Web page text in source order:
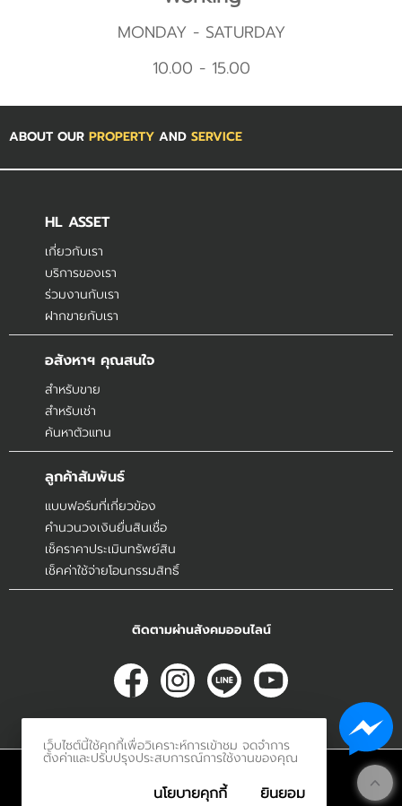
MONDAY - SATURDAY
10.00 - 15.00
ABOUT OUR PROPERTY AND SERVICE
HL ASSET
เกี่ยวกับเรา
บริการของเรา
ร่วมงานกับเรา
ฝากขายกับเรา
อสังหาฯ คุณสนใจ
สำหรับขาย
สำหรับเช่า
ค้นหาตัวแทน
ลูกค้าสัมพันธ์
แบบฟอร์มที่เกี่ยวข้อง
คำนวนวงเงินยื่นสินเชื่อ
เช็คราคาประเมินทรัพย์สิน
เช็คค่าใช้จ่ายโอนกรรมสิทธิ์
ติดตามผ่านสังคมออนไลน์
Innerethai.com All Rights Reserved.
เว็บไซต์นี้ใช้คุกกี้เพื่อวิเคราะห์การเข้าชม จดจำการ
ตั้งค่าและปรับปรุงประสบการณ์การใช้งานของคุณ
นโยบายคุกกี้ ยินยอม